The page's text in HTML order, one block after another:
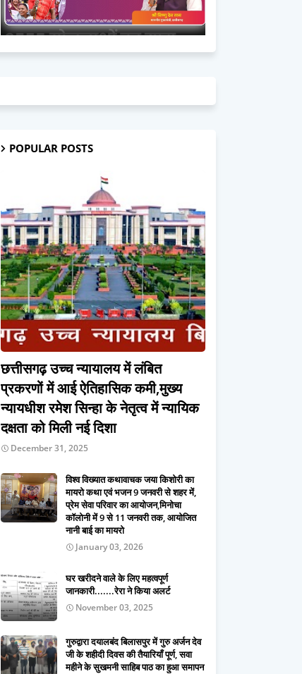
POPULAR POSTS
छत्तीसगढ़ उच्च न्यायालय में लंबित
प्रकरणों में आई ऐतिहासिक कमी,मुख्य
न्यायधीश रमेश सिन्हा के नेतृत्व में न्यायिक
दक्षता को मिली नई दिशा
December 31, 2025
विश्व विख्यात कथावाचक जया किशोरी का
मायरो कथा एवं भजन 9 जनवरी से शहर में,
प्रेम सेवा परिवार का आयोजन,मिनोचा
कॉलोनी में 9 से 11 जनवरी तक, आयोजित
नानी बाई का मायरो
January 03, 2026
घर खरीदने वाले के लिए महत्वपूर्ण
जानकारी.......रेरा ने किया अलर्ट
November 03, 2025
गुरुद्वारा दयालबंद बिलासपुर में गुरु अर्जन देव
जी के शहीदी दिवस की तैयारियाँ पूर्ण, सवा
महीने के सुखमनी साहिब पाठ का हुआ समापन